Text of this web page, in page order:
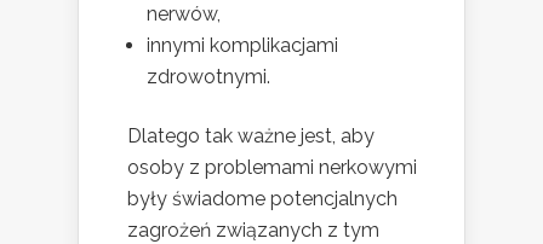
nerwów,
innymi komplikacjami
zdrowotnymi.
Dlatego tak ważne jest, aby
osoby z problemami nerkowymi
były świadome potencjalnych
zagrożeń związanych z tym